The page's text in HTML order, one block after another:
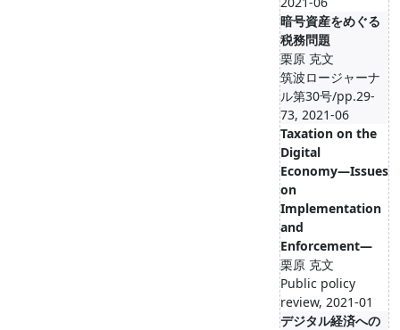
暗号資産をめぐる
税務問題
栗原 克文
筑波ロージャーナ
ル第30号/pp.29-
73, 2021-06
Taxation on the
Digital
Economy―Issues
on
Implementation
and
Enforcement―
栗原 克文
Public policy
review, 2021-01
デジタル経済への